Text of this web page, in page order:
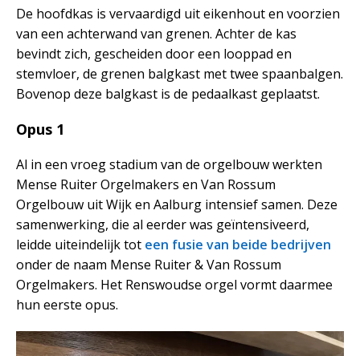
De hoofdkas is vervaardigd uit eikenhout en voorzien
van een achterwand van grenen. Achter de kas
bevindt zich, gescheiden door een looppad en
stemvloer, de grenen balgkast met twee spaanbalgen.
Bovenop deze balgkast is de pedaalkast geplaatst.
Opus 1
Al in een vroeg stadium van de orgelbouw werkten
Mense Ruiter Orgelmakers en Van Rossum
Orgelbouw uit Wijk en Aalburg intensief samen. Deze
samenwerking, die al eerder was geïntensiveerd,
leidde uiteindelijk tot een fusie van beide bedrijven
onder de naam Mense Ruiter & Van Rossum
Orgelmakers. Het Renswoudse orgel vormt daarmee
hun eerste opus.